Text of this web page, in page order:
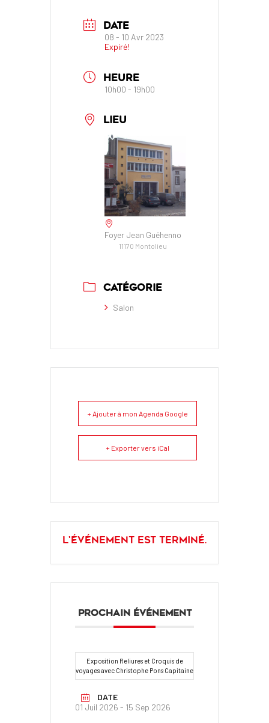
DATE
08 - 10 Avr 2023
Expiré!
HEURE
10h00 - 19h00
LIEU
Foyer Jean Guéhenno
11170 Montolieu
CATÉGORIE
Salon
+ Ajouter à mon Agenda Google
+ Exporter vers iCal
L'événement est terminé.
PROCHAIN ÉVÉNEMENT
Exposition Reliures et Croquis de
voyages avec Christophe Pons Capitaine
DATE
01 Juil 2026 - 15 Sep 2026